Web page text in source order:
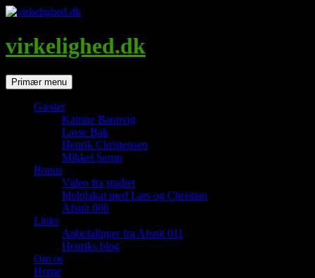
Hop
indhold
virkelighed.dk
SøgPrimær menu
Gæster
Katrine Baunvig
Lasse Bak
Henrik Christensen
Mikkel Serup
Bonus
Video fra studiet
Idolplakat med Lars og Christian
Afsnit 000
Links
Anbefalinger fra Afsnit 011
Henriks blog
Om os
Home